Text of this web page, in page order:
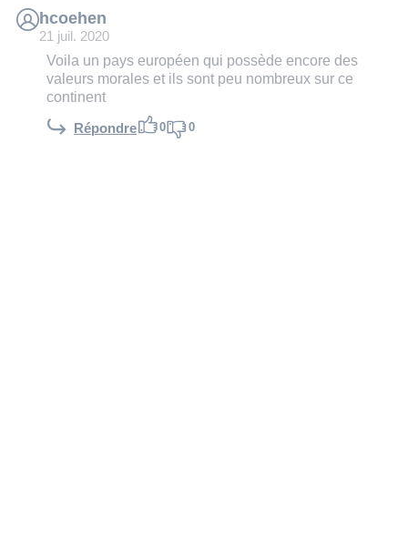
hcoehen
21 juil. 2020
Voila un pays européen qui possède encore des
valeurs morales et ils sont peu nombreux sur ce
continent
Répondre 0 0